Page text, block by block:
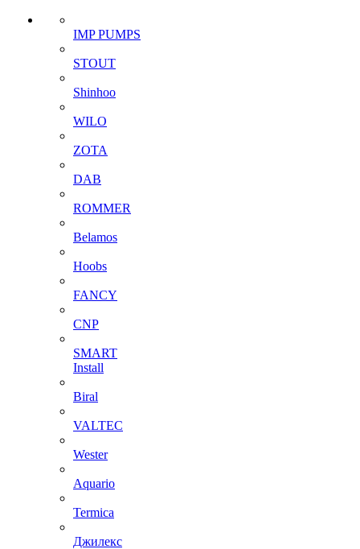
IMP PUMPS
STOUT
Shinhoo
WILO
ZOTA
DAB
ROMMER
Belamos
Hoobs
FANCY
CNP
SMART
Install
Biral
VALTEC
Wester
Aquario
Termica
Джилекс